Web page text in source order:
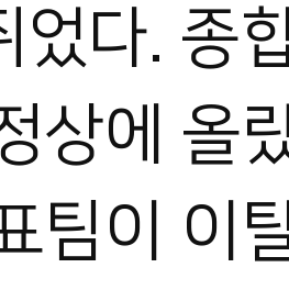
었다. 종
상에 올
팀이 이
한혜진
태권도 경기인 출신의 태권
며, 20여 년간 65개국 300
장 중심의 심층 취재를 이
텐츠를 다각화해 온 전문
과 콘텐츠 제작 및 홍보 마